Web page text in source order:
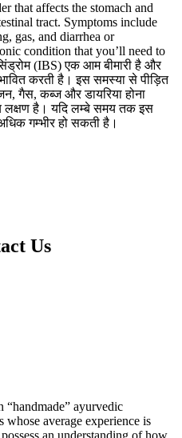
that affects the stomach and
tract. Symptoms include
gas, and diarrhea or
condition that you’ll need to
(IBS) एक आम बीमारी है और
करती है। इस समस्या से पीड़ित
गैस, कब्ज और डायरिया होना
लक्षण है। यदि लम्बे समय तक इस
गम्भीर हो सकती है।
Us
“handmade” ayurvedic
whose average experience is
an understanding of how